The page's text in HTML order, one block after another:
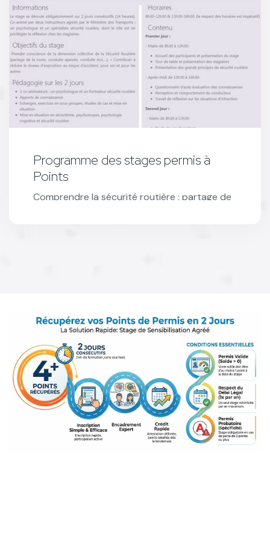
Programme des stages permis à
Points
Comprendre la sécurité routière : partage de